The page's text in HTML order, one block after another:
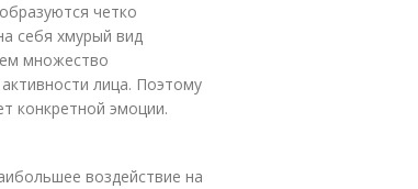
четко
себя хмурый вид
множество
лица. Поэтому
конкретной эмоции.
воздействие на